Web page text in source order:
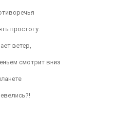
простоту.
ветер,
смотрит вниз